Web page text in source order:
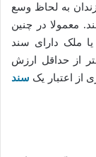
به لحاظ وسع
معمولا در چنین
ملک دارای سند
از حداقل ارزش
از اعتبار یک سند